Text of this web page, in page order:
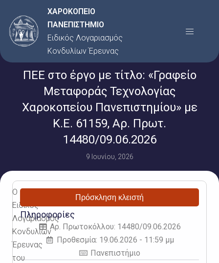
στο
περιεχόμενο
ΧΑΡΟΚΟΠΕΙΟ
ΠΑΝΕΠΙΣΤΗΜΙΟ
Ειδικός Λογαριασμός
Κονδυλίων Έρευνας
Menu
ΠΕΕ στο έργο με τίτλο: «Γραφείο
Μεταφοράς Τεχνολογίας
Χαροκοπείου Πανεπιστημίου» με
Κ.Ε. 61159, Αρ. Πρωτ.
14480/09.06.2026
9 Ιουνίου, 2026
Ο
Ειδικός
Λογαριασμός
Κονδυλίων
Έρευνας
του
Πρόσκληση κλειστή
Πληροφορίες
Αρ. Πρωτοκόλλου: 14480/09.06.2026
Προθεσμία: 19.06.2026 - 11:59 μμ
Πανεπιστήμιο